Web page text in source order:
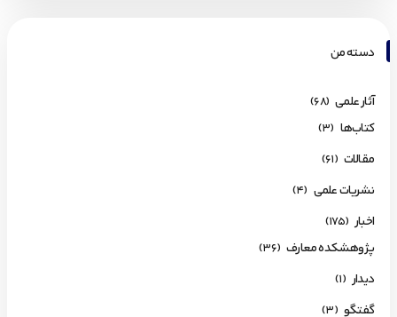
دسته من
آثار علمی (68)
کتاب‌ها (3)
مقالات (61)
نشریات علمی (4)
اخبار (175)
پژوهشکده معارف (36)
دیدار (1)
گفتگو (3)